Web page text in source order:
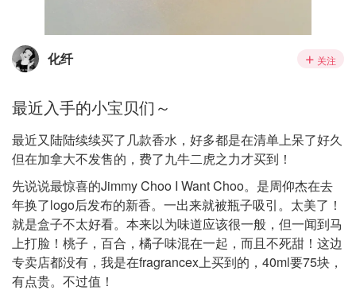
化纤 关注
最近入手的小宝贝们～
最近又陆陆续续买了几款香水，好多都是在清单上呆了好久
但在加拿大不发售的，费了九牛二虎之力才买到！
先说说最惊喜的Jimmy Choo I Want Choo。是周仰杰在去
年换了logo后发布的新香。一出来就被瓶子吸引。太美了！
就是盒子不太好看。本来以为味道应该很一般，但一闻到马
上打脸！桃子，百合，橘子味混在一起，而且不死甜！这边
专卖店都没有，我是在fragrancex上买到的，40ml要75块，
有点贵。不过值！